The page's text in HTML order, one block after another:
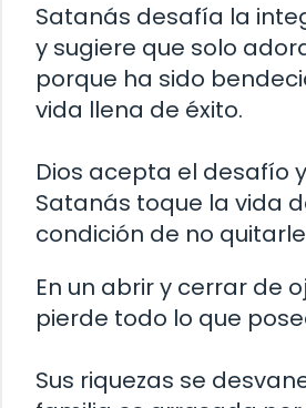
Satanás desafía la
y sugiere que solo
porque ha sido
vida llena de éxito.
Dios acepta el desafío
Satanás toque la vida
condición de no
En un abrir y cerrar de
pierde todo lo que
Sus riquezas se